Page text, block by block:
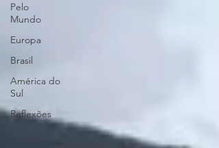
Pelo
Mundo
Europa
Brasil
América do
Sul
Reflexões